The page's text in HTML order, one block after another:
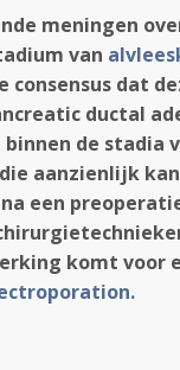
meningen
van
dat
ductal
de stadia
aanzienlijk
een
komt voor